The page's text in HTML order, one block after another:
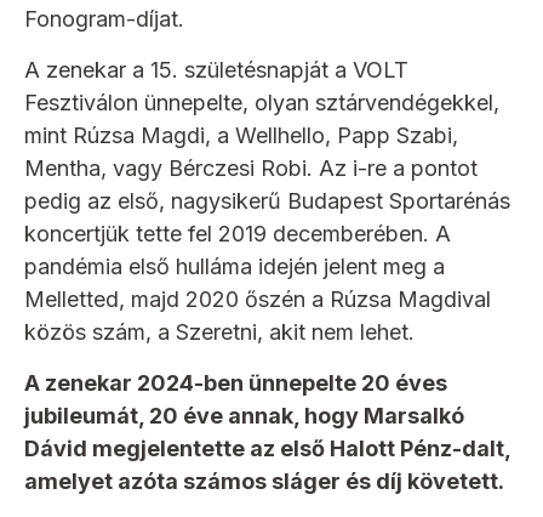
Fonogram-díjat.
A zenekar a 15. születésnapját a VOLT
Fesztiválon ünnepelte, olyan sztárvendégekkel,
mint Rúzsa Magdi, a Wellhello, Papp Szabi,
Mentha, vagy Bérczesi Robi. Az i-re a pontot
pedig az első, nagysikerű Budapest Sportarénás
koncertjük tette fel 2019 decemberében. A
pandémia első hulláma idején jelent meg a
Melletted, majd 2020 őszén a Rúzsa Magdival
közös szám, a Szeretni, akit nem lehet.
A zenekar 2024-ben ünnepelte 20 éves
jubileumát, 20 éve annak, hogy Marsalkó
Dávid megjelentette az első Halott Pénz-dalt,
amelyet azóta számos sláger és díj követett.